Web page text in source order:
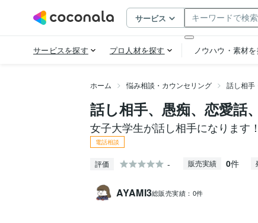
ホーム 悩み相談・カウンセリング 話し相手
話し相手、愚痴、恋愛話
女子大学生が話し相手になります
電話相談
評価 - 販売実績 0件
AYAMI3総販売実績： 0件